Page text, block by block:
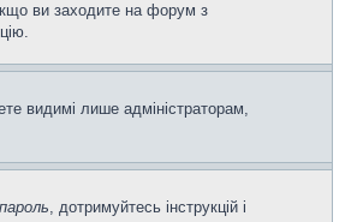
ви заходите на форум з
видимі лише адміністраторам,
, дотримуйтесь інструкцій і